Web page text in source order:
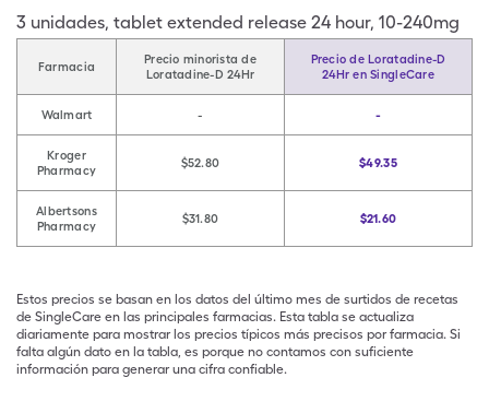
3 unidades, tablet extended release 24 hour, 10-240mg
Farmacia
Precio minorista de
Loratadine-D 24Hr
Precio de Loratadine-D
24Hr en SingleCare
Walmart - -
Kroger
Pharmacy
$52.80 $49.35
Albertsons
Pharmacy
$31.80 $21.60
Estos precios se basan en los datos del último mes de surtidos de recetas
de SingleCare en las principales farmacias. Esta tabla se actualiza
diariamente para mostrar los precios típicos más precisos por farmacia. Si
falta algún dato en la tabla, es porque no contamos con suficiente
información para generar una cifra confiable.